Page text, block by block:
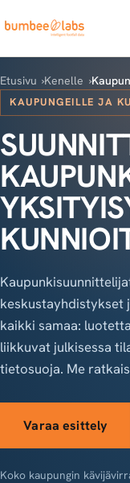
Etusivu Kenelle
KAUPUNGEILLE JA
kaikki samaa:
liikkuvat julkisessa
tietosuoja. Me
Varaa esittely
Koko kaupungin